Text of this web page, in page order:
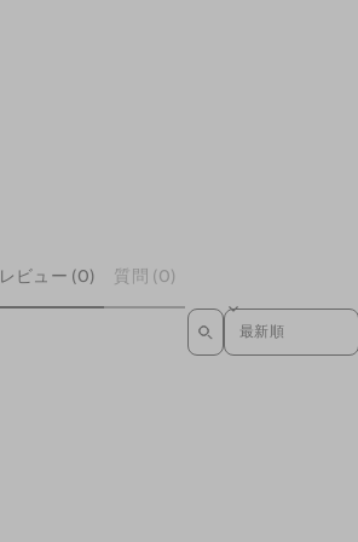
レビュー (0) 質問 (0)
SORT